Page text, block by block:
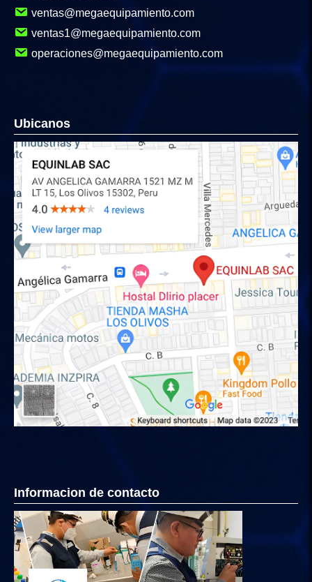
ventas@megaequipamiento.com
ventas1@megaequipamiento.com
operaciones@megaequipamiento.com
Ubicanos
Informacion de contacto